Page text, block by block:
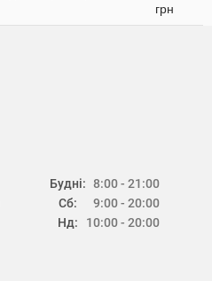
грн
Будні:
Сб:
Нд:
8:00 - 21:00
9:00 - 20:00
10:00 - 20:00